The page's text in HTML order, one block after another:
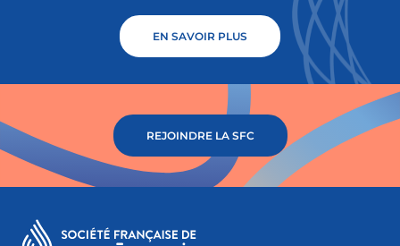
EN SAVOIR PLUS
REJOINDRE LA SFC